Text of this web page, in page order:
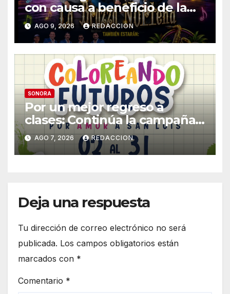
con causa a beneficio de la
Fundación «Ayúdanos a
Ayudar HMO»
AGO 9, 2026 REDACCION
SONORA
Por un mejor regreso a
clases: Continúa la campaña
de recolección de útiles
«Coloreando Futuros»
AGO 7, 2026 REDACCION
Deja una respuesta
Tu dirección de correo electrónico no será
publicada. Los campos obligatorios están
marcados con *
Comentario *